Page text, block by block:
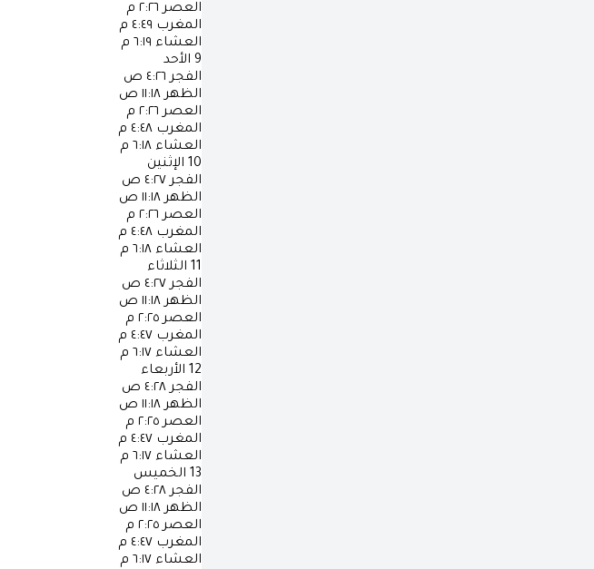
العصر ٢:٢٦ م
المغرب ٤:٤٩ م
العشاء ٦:١٩ م
9 الأحد
الفجر ٤:٢٦ ص
الظهر ١١:١٨ ص
العصر ٢:٢٦ م
المغرب ٤:٤٨ م
العشاء ٦:١٨ م
10 الإثنين
الفجر ٤:٢٧ ص
الظهر ١١:١٨ ص
العصر ٢:٢٦ م
المغرب ٤:٤٨ م
العشاء ٦:١٨ م
11 الثلاثاء
الفجر ٤:٢٧ ص
الظهر ١١:١٨ ص
العصر ٢:٢٥ م
المغرب ٤:٤٧ م
العشاء ٦:١٧ م
12 الأربعاء
الفجر ٤:٢٨ ص
الظهر ١١:١٨ ص
العصر ٢:٢٥ م
المغرب ٤:٤٧ م
العشاء ٦:١٧ م
13 الخميس
الفجر ٤:٢٨ ص
الظهر ١١:١٨ ص
العصر ٢:٢٥ م
المغرب ٤:٤٧ م
العشاء ٦:١٧ م